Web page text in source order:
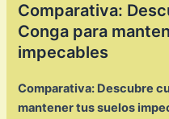
Comparativa:
Conga para
impecables
Comparativa: Descubre
mantener tus suelos